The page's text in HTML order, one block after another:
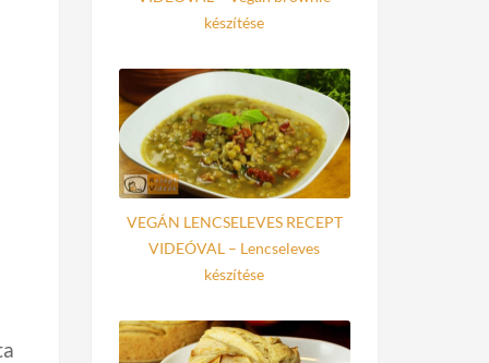
készítése
VEGÁN LENCSELEVES RECEPT
VIDEÓVAL – Lencseleves
készítése